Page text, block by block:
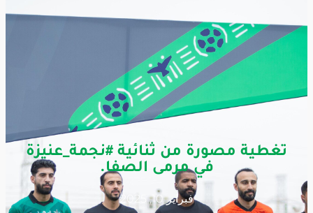
تغطية مصورة من ثنائية #نجمة_عنيزة
في مرمى الصفا.
فبراير 10, 2025